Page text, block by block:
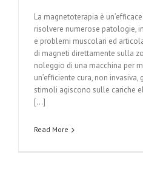
La magnetoterapia è
risolvere numerose patologie,
e problemi muscolari ed
di magneti direttamente sulla
noleggio di una macchina per
un’efficiente cura, non
stimoli agiscono sulle cariche
[…]
Read More